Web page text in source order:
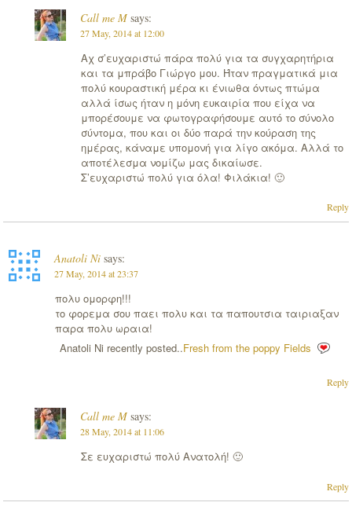
Call me M says:
27 May, 2014 at 12:00
Αχ σ’ευχαριστώ πάρα πολύ για τα συγχαρητήρια
και τα μπράβο Γιώργο μου. Ήταν πραγματικά μια
πολύ κουραστική μέρα κι ένιωθα όντως πτώμα
αλλά ίσως ήταν η μόνη ευκαιρία που είχα να
μπορέσουμε να φωτογραφήσουμε αυτό το σύνολο
σύντομα, που και οι δύο παρά την κούραση της
ημέρας, κάναμε υπομονή για λίγο ακόμα. Αλλά το
αποτέλεσμα νομίζω μας δικαίωσε.
Σ’ευχαριστώ πολύ για όλα! Φιλάκια! 🙂
Reply
Anatoli Ni says:
27 May, 2014 at 23:37
πολυ ομορφη!!!
το φορεμα σου παει πολυ και τα παπουτσια ταιριαξαν
παρα πολυ ωραια!
Anatoli Ni recently posted..Fresh from the poppy Fields
Reply
Call me M says:
28 May, 2014 at 11:06
Σε ευχαριστώ πολύ Ανατολή! 🙂
Reply